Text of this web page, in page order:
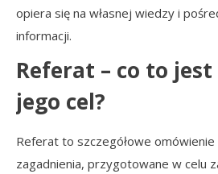
opiera się na własnej wiedzy i
informacji.
Referat – co to
jego cel?
Referat to szczegółowe
zagadnienia, przygotowane w celu